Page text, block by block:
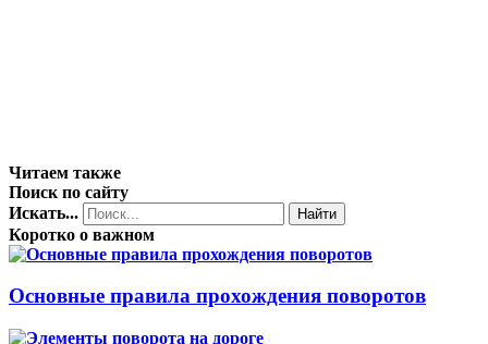
Читаем также
Поиск по сайту
Искать...
Найти
Коротко о важном
Основные правила прохождения поворотов